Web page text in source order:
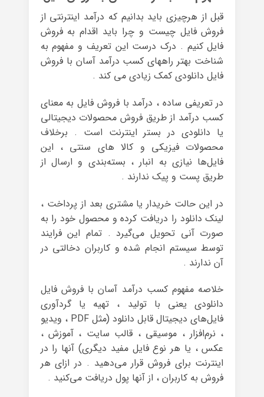
قبل از هرچیزی باید بدانیم که درآمد اینترنتی از
فروش فایل چیست و چرا باید اقدام به فروش
فایل کنیم . درک درست این تعریف و مفهوم به
شناخت بهتر راههای کسب درآمد آسان با فروش
فایل دانلودی کمک زیادی می کند .
در تعریفی ساده ، درآمد با فروش فایل به معنای
کسب درآمد از طریق فروش محصولات دیجیتالی
یا دانلودی در بستر اینترنت است . برخلاف
محصولات فیزیکی و کالا های سنتی ، این
فایل‌ها نیازی به انبار ، بسته‌بندی و ارسال از
طریق پست و پیک ندارند .
در این حالت خریدار یا مشتری بعد از پرداخت ،
لینک دانلود را دریافت کرده و محصول خود را به
صورت آنی تحویل می‌گیرد . تمام این فرایند
توسط سیستم انجام شده و کاربران دخالتی در
آن ندارند .
خلاصه مفهوم کسب درآمد آسان با فروش فایل
دانلودی یعنی با تولید ، تهیه یا گردآوری
فایل‌های دیجیتال قابل دانلود (مثل PDF ، ویدیو
، نرم‌افزار ، موسیقی ، قالب سایت ، آموزش ،
عکس ، یا هر نوع فایل مفید دیگری) آنها را در
اینترنت برای فروش قرار می‌دهید . در ازای هر
فروش به کاربران ، از آنها پول دریافت می‌کنید .